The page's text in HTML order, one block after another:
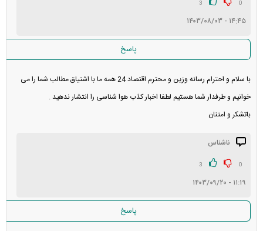
0
3
۱۴:۴۵ - ۱۴۰۳/۰۸/۰۳
پاسخ
با سلام و احترام رسانه وزین و محترم اقتصاد 24 همه ما با اشتیاق مطالب شما را می
خوانیم و طرفدار شما هستیم لطفا اخبار کذب هوا شناسی را انتشار ندهید .
باتشکر و امتنان
ناشناس
0
3
۱۱:۱۹ - ۱۴۰۳/۰۹/۲۰
پاسخ